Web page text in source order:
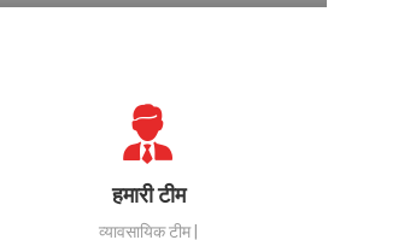
हमारी टीम
व्यावसायिक टीम |